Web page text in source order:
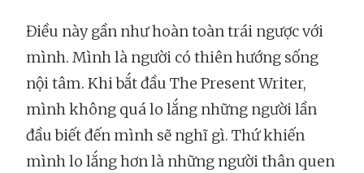
Điều này gần như hoàn toàn trái ngược với
mình. Mình là người có thiên hướng sống
nội tâm. Khi bắt đầu The Present Writer,
mình không quá lo lắng những người lần
đầu biết đến mình sẽ nghĩ gì. Thứ khiến
mình lo lắng hơn là những người thân quen